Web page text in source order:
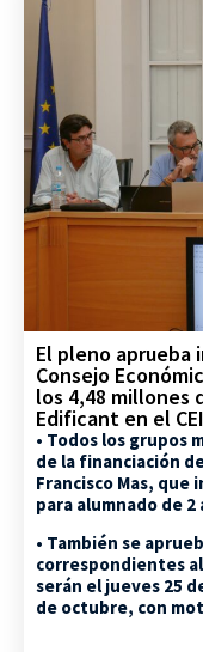
El pleno aprueba
Consejo
los 4,48 millones
Edificant en el
• Todos los grupos
de la financiación
Francisco Mas,
para alumnado de 2
• También se
correspondientes
serán el jueves 25
de octubre, con